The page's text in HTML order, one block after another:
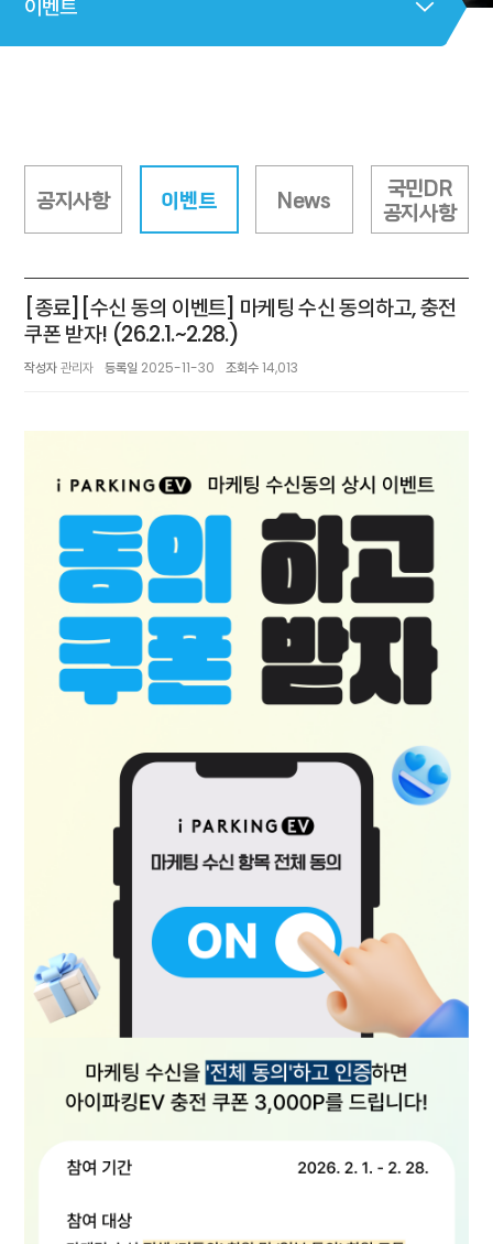
이벤트
공지사항 이벤트 News
국민DR
공지사항
[종료][수신 동의 이벤트] 마케팅 수신 동의하고, 충전
쿠폰 받자! (26.2.1.~2.28.)
작성자관리자 등록일 2025-11-30 조회수14,013